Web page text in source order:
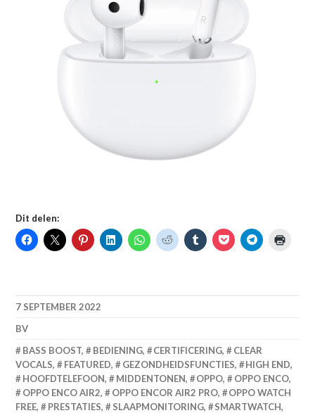
Dit delen:
7 SEPTEMBER 2022
BV
BASS BOOST, BEDIENING, CERTIFICERING,
CLEAR
VOCALS, FEATURED, GEZONDHEIDSFUNCTIES, HIGH END,
HOOFDTELEFOON, MIDDENTONEN, OPPO, OPPO ENCO,
OPPO ENCO AIR2, OPPO ENCOR AIR2 PRO,
OPPO WATCH
FREE, PRESTATIES, SLAAPMONITORING, SMARTWATCH,